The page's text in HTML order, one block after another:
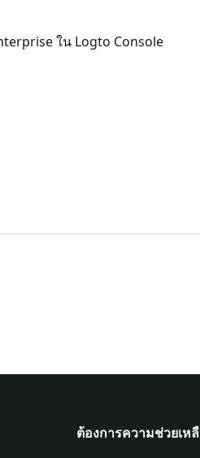
ใน Logto Console
ต้องการความช่วยเห